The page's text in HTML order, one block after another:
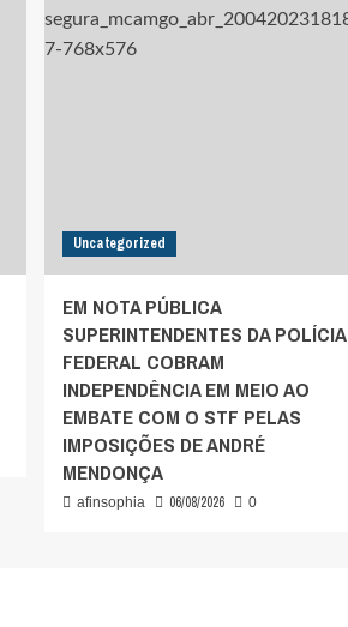
Uncategorized
EM NOTA PÚBLICA
SUPERINTENDENTES DA POLÍCIA
FEDERAL COBRAM
INDEPENDÊNCIA EM MEIO AO
EMBATE COM O STF PELAS
IMPOSIÇÕES DE ANDRÉ
MENDONÇA
afinsophia 06/08/2026 0